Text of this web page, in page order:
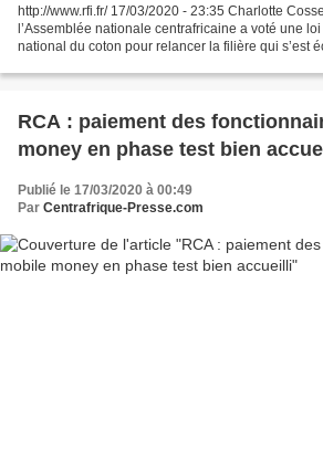
http://www.rfi.fr/ 17/03/2020 - 23:35 Charlotte
l’Assemblée nationale centrafricaine a voté une loi
national du coton pour relancer la filière qui s’est
RCA : paiement des
money en phase test bien
Publié le 17/03/2020 à 00:49
Par Centrafrique-Presse.com